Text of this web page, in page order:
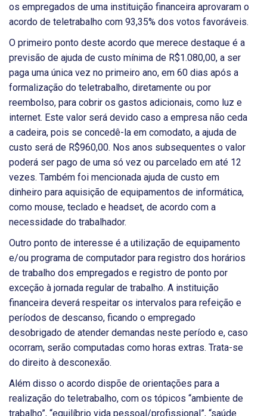
os empregados de uma instituição financeira aprovaram o
acordo de teletrabalho com 93,35% dos votos favoráveis.
O primeiro ponto deste acordo que merece destaque é a
previsão de ajuda de custo mínima de R$1.080,00, a ser
paga uma única vez no primeiro ano, em 60 dias após a
formalização do teletrabalho, diretamente ou por
reembolso, para cobrir os gastos adicionais, como luz e
internet. Este valor será devido caso a empresa não ceda
a cadeira, pois se concedê-la em comodato, a ajuda de
custo será de R$960,00. Nos anos subsequentes o valor
poderá ser pago de uma só vez ou parcelado em até 12
vezes. Também foi mencionada ajuda de custo em
dinheiro para aquisição de equipamentos de informática,
como mouse, teclado e headset, de acordo com a
necessidade do trabalhador.
Outro ponto de interesse é a utilização de equipamento
e/ou programa de computador para registro dos horários
de trabalho dos empregados e registro de ponto por
exceção à jornada regular de trabalho. A instituição
financeira deverá respeitar os intervalos para refeição e
períodos de descanso, ficando o empregado
desobrigado de atender demandas neste período e, caso
ocorram, serão computadas como horas extras. Trata-se
do direito à desconexão.
Além disso o acordo dispõe de orientações para a
realização do teletrabalho, com os tópicos “ambiente de
trabalho”, “equilíbrio vida pessoal/profissional”, “saúde